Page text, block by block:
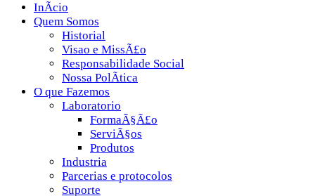
InÃ­cio
Quem Somos
Historial
Visao e MissÃ£o
Responsabilidade Social
Nossa PolÃ­tica
O que Fazemos
Laboratorio
FormaÃ§Ã£o
ServiÃ§os
Produtos
Industria
Parcerias e protocolos
Suporte